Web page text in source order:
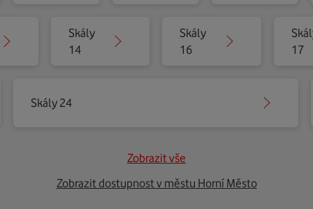
Skály
14
Skály
16
17
Skály 24
Zobrazit vše
Zobrazit dostupnost v městu Horní Město